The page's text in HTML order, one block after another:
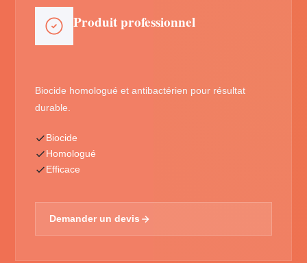
Produit professionnel
Biocide homologué et antibactérien pour résultat
durable.
Biocide
Homologué
Efficace
Demander un devis